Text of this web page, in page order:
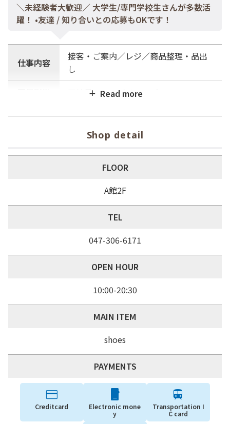
＼未経験者大歓迎／ 大学生/専門学校生さんが多数活
躍！ •友達 / 知り合いとの応募もOKです！
仕事内容
接客・ご案内／レジ／商品整理・品出
し
正社員・アルバイト・パート
土日祝日9:30～20:30の間で4時間以
上 平日15：00以降働ける方大募集！
人数
販売スタッフ
応募方法
ト応募OK！
高卒以上 週3日以上勤務できる方
Shop detail
FLOOR
A館2F
TEL
047-306-6171
OPEN HOUR
10:00-20:30
MAIN ITEM
shoes
PAYMENTS
Creditcard
Electronic mone
y
Transportation I
C card